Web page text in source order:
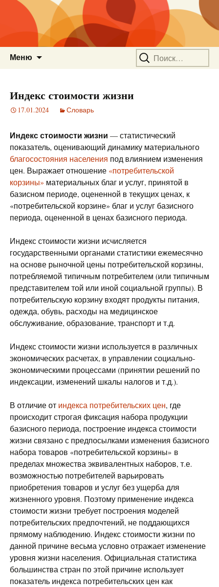
Меню Найти:
Индекс стоимости жизни
17.01.2024 Словарь
Индекс стоимости жизни — статистический
показатель, оценивающий динамику материального
благосостояния населения под влиянием изменения
цен. Выражает отношение «потребительской
корзины» материальных благ и услуг, принятой в
базисном периоде, оцененной в текущих ценах, к
«потребительской корзине» благ и услуг базисного
периода, оцененной в ценах базисного периода.
Индекс стоимости жизни исчисляется
государственными органами статистики ежемесячно
на основе рыночной цены потребительской корзины,
потребляемой типичным потребителем (или типичным
представителем той или иной социальной группы). В
потребительскую корзину входят продукты питания,
одежда, обувь, расходы на медицинское
обслуживание, образование, транспорт и т.д.
Индекс стоимости жизни используется в различных
экономических расчетах, в управлении социально-
экономическими процессами (принятии решений по
индексации, изменений шкалы налогов и т.д.).
В отличие от индекса потребительских цен, где
происходит строгая фиксация набора продукции
базисного периода, построение индекса стоимости
жизни связано с предпосылками изменения базисного
набора товаров «потребительской корзины» в
пределах множества эквивалентных наборов, т.е.
возможностью потребителей варьировать
приобретения товаров и услуг без ущерба для
жизненного уровня. Поэтому применение индекса
стоимости жизни требует построения моделей
потребительских предпочтений, не поддающихся
прямому наблюдению. Индекс стоимости жизни по
данной причине весьма условно отражает изменение
уровня жизни населения. Официальная статистика
большинства стран по этой причине использует
показатель индекса потребительских цен как